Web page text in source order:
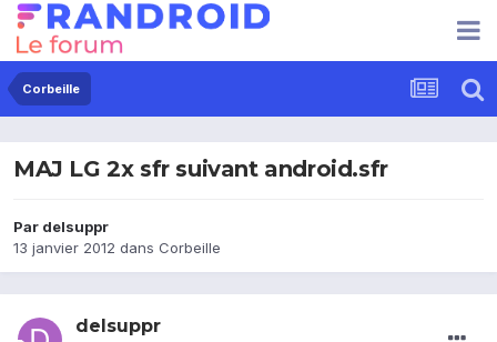
Corbeille
MAJ LG 2x sfr suivant android.sfr
Par delsuppr
13 janvier 2012 dans Corbeille
delsuppr